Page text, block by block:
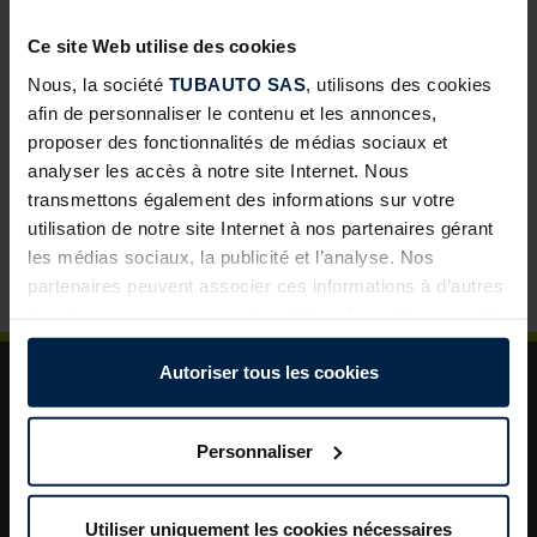
Ce site Web utilise des cookies
Nous, la société TUBAUTO SAS , utilisons des cookies
afin de personnaliser le contenu et les annonces,
proposer des fonctionnalités de médias sociaux et
analyser les accès à notre site Internet. Nous
transmettons également des informations sur votre
utilisation de notre site Internet à nos partenaires gérant
les médias sociaux, la publicité et l’analyse. Nos
partenaires peuvent associer ces informations à d’autres
ont collectées dans le cadre de votre utilisation des
Légalement, nous pouvons stocker des cookies sur votre
fonctionnement de ce site. Pour tous les autres types de
cookies, nous avons besoin de votre autorisation. Vous
Autoriser tous les cookies
Personnaliser
Utiliser uniquement les cookies nécessaires
Abris de jardin avec toit lounge : une solution à forte
valeur ajoutée pour vos clients
Porte de garage sectionnelle : un incontournable pour
développer vos ventes
La porte de garage : un levier de valorisation pour vos
projets clients
Plus de sécurité dans le jardin : un aménagement
astucieux pour plus d’ordre et de rangement
A propos de TUBAUTO